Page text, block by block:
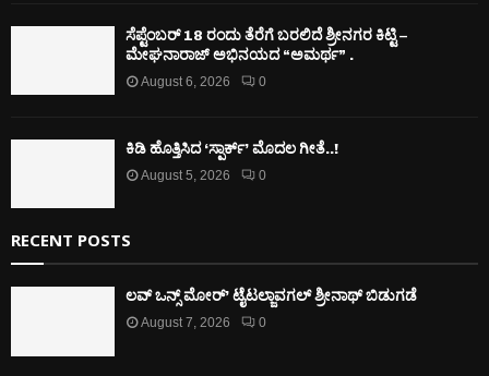
ಸೆಪ್ಟೆಂಬರ್ 18 ರಂದು ತೆರೆಗೆ ಬರಲಿದೆ ಶ್ರೀನಗರ ಕಿಟ್ಟಿ –
ಮೇಘನಾರಾಜ್ ಅಭಿನಯದ “ಅಮರ್ಥ” .
August 6, 2026 0
ಕಿಡಿ‌‌ ಹೊತ್ತಿಸಿದ ‘ಸ್ಪಾರ್ಕ್’ ಮೊದಲ‌ ಗೀತೆ..!
August 5, 2026 0
RECENT POSTS
ಲವ್ ಒನ್ಸ್ ಮೋರ್’ ಟೈಟಲ್ಜಾವಗಲ್ ಶ್ರೀನಾಥ್ ಬಿಡುಗಡೆ
August 7, 2026 0